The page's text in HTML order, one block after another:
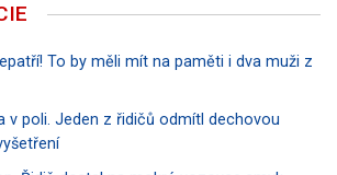
To by měli mít na paměti i dva muži z
v poli. Jeden z řidičů odmítl dechovou